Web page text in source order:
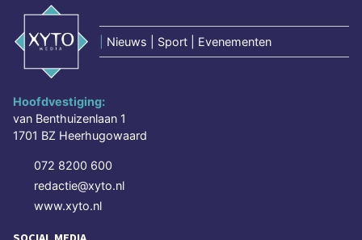
Nieuws | Sport | Evenementen
Hoofdvestiging:
van Benthuizenlaan 1
1701 BZ Heerhugowaard
072 8200 600
redactie@xyto.nl
www.xyto.nl